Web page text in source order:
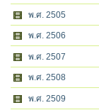
พ.ศ. 2505
พ.ศ. 2506
พ.ศ. 2507
พ.ศ. 2508
พ.ศ. 2509